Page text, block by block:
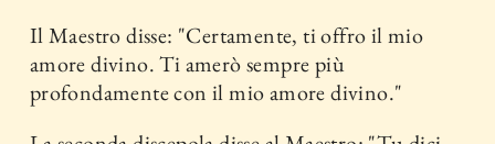
Il Maestro disse: "Certamente, ti offro il mio
amore divino. Ti amerò sempre più
profondamente con il mio amore divino."